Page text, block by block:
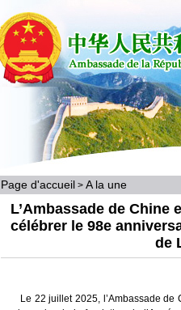
Page d'accueil > A la une
L’Ambassade de Chine
célébrer le 98e
de
Le 22 juillet 2025, l’Ambassade